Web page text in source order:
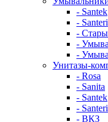
- Santek
- Santeri
-
-
-
Унитазы-
- Rosa
- Sanita
- Santek
- Santeri
- ВКЗ